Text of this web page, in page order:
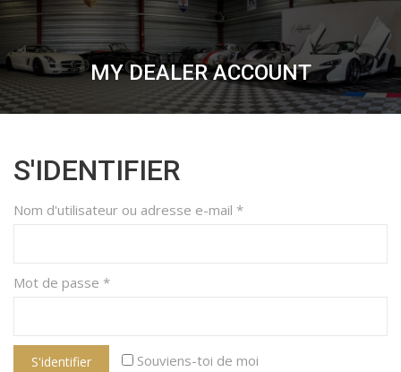
MY DEALER ACCOUNT
S'IDENTIFIER
Nom d'utilisateur ou adresse e-mail *
Mot de passe *
S'identifier Souviens-toi de moi